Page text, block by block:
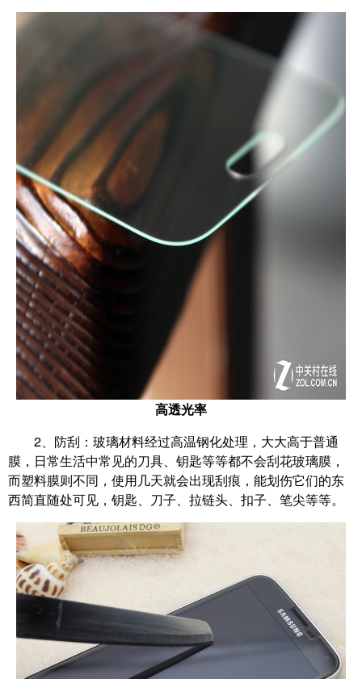
高透光率
2、防刮：玻璃材料经过高温钢化处理，大大高于普通
膜，日常生活中常见的刀具、钥匙等等都不会刮花玻璃膜，
而塑料膜则不同，使用几天就会出现刮痕，能划伤它们的东
西简直随处可见，钥匙、刀子、拉链头、扣子、笔尖等等。